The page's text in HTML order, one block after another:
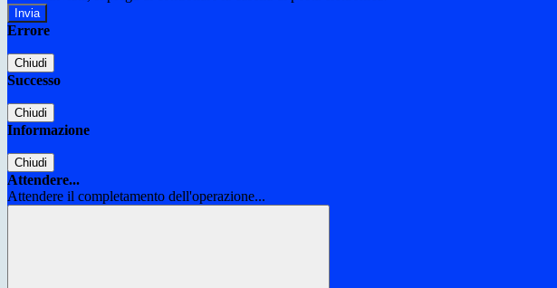
Errore
Chiudi
Successo
Chiudi
Informazione
Chiudi
Attendere...
Attendere il completamento dell'operazione...